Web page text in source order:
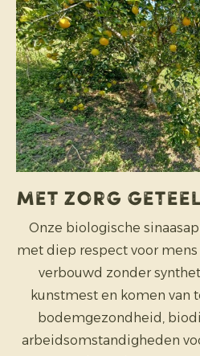
Met zorg
Onze biologische
met diep respect voor
verbouwd zonder
kunstmest en komen van
bodemgezondheid,
arbeidsomstandigheden